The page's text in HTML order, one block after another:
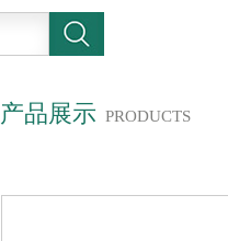
产品展示 PRODUCTS